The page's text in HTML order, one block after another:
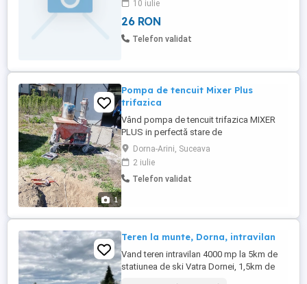
10 iulie
26 RON
Telefon validat
1
Pompa de tencuit Mixer Plus
trifazica
Vând pompa de tencuit trifazica MIXER
PLUS in perfectă stare de
funcționare,făcut revizie recent.O vând că
nu am cu cine sa lucrez.3000 eur
Dorna-Arini, Suceava
2 iulie
Telefon validat
Teren la munte, Dorna, intravilan
Vand teren intravilan 4000 mp la 5km de
statiunea de ski Vatra Dornei, 1,5km de